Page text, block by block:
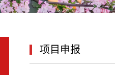
项目申报